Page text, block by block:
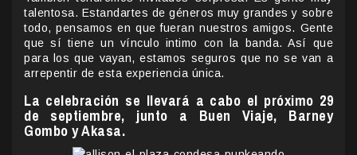
talentosa. Estandartes de géneros muy grandes y sobre
todo, pensamos en que fueran nuestros amigos. Gente
que sí tiene un vínculo intimo con la banda. Así que
para los que vayan, estamos seguros que no se van a
arrepentir de esta experiencia única.
La celebración se llevará a cabo el próximo 29
de septiembre, junto a Buen Viaje, Barney
Gombo y Akasa.